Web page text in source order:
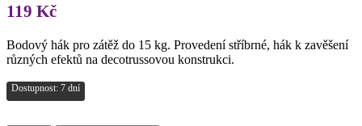
119 Kč
Bodový hák pro zátěž do 15 kg. Provedení stříbrné, hák k zavěšení
různých efektů na decotrussovou konstrukci.
Dostupnost: 7 dní